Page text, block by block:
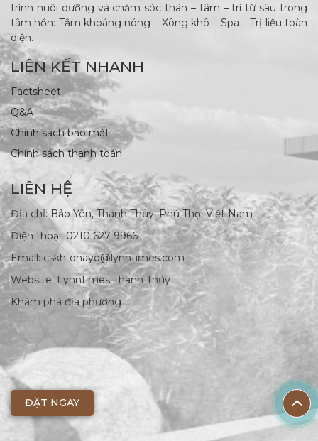
trình nuôi dưỡng và chăm sóc thân – tâm – trí từ sâu trong
tâm hồn: Tắm khoáng nóng – Xông khô – Spa – Trị liệu toàn
diện.
LIÊN KẾT NHANH
Factsheet
Q&A
Chính sách bảo mật
Chính sách thanh toán
LIÊN HỆ
Địa chỉ: Bảo Yên, Thanh Thủy, Phú Thọ, Việt Nam
Điện thoại:0210 627 9966
Email: cskh-ohayo@lynntimes.com
Website: Lynntimes Thanh Thủy
Khám phá địa phương
ĐẶT NGAY